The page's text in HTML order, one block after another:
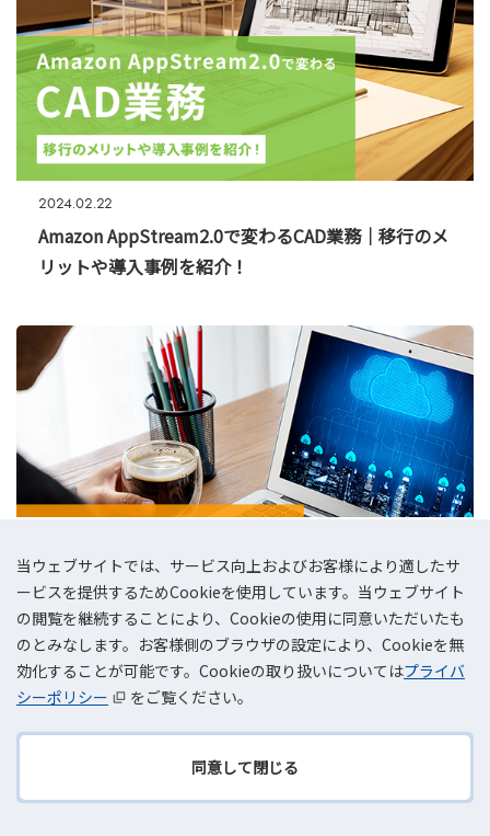
当ウェブサイトでは、サービス向上およびお客様により適したサ
ービスを提供するためCookieを使用しています。当ウェブサイト
の閲覧を継続することにより、Cookieの使用に同意いただいたも
のとみなします。お客様側のブラウザの設定により、Cookieを無
効化することが可能です。Cookieの取り扱いについてはプライバ
シーポリシー
をご覧ください。
同意して閉じる
2024.02.22
Amazon AppStream2.0で変わるCAD業務｜移行のメ
リットや導入事例を紹介！
2023.12.25
AWSを活用した働き方改革の実現
戻る